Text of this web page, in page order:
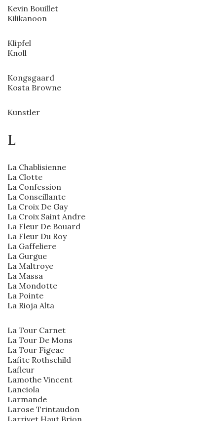
Kevin Bouillet
Kilikanoon
Klipfel
Knoll
Kongsgaard
Kosta Browne
Kunstler
L
La Chablisienne
La Clotte
La Confession
La Conseillante
La Croix De Gay
La Croix Saint Andre
La Fleur De Bouard
La Fleur Du Roy
La Gaffeliere
La Gurgue
La Maltroye
La Massa
La Mondotte
La Pointe
La Rioja Alta
La Tour Carnet
La Tour De Mons
La Tour Figeac
Lafite Rothschild
Lafleur
Lamothe Vincent
Lanciola
Larmande
Larose Trintaudon
Larrivet Haut Brion